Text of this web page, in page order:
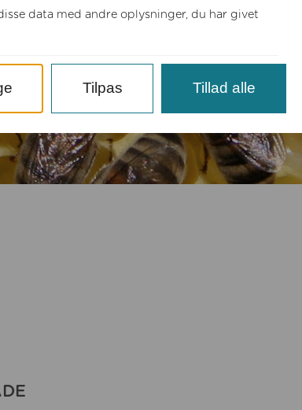
data med andre oplysninger, du har givet
Tilpas Tillad alle